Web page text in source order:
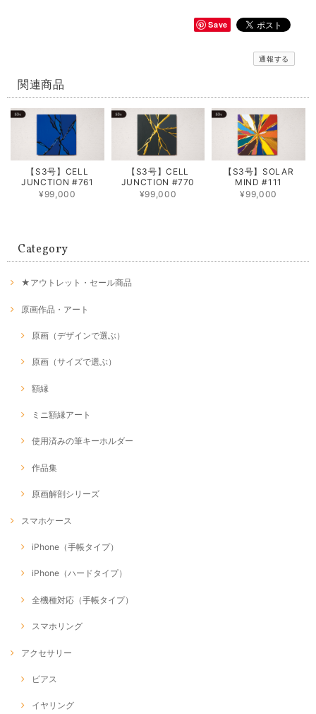
Save
通報する
関連商品
【S3号】CELL
JUNCTION #761
¥99,000
【S3号】CELL
JUNCTION #770
¥99,000
【S3号】SOLAR
MIND #111
¥99,000
Category
★アウトレット・セール商品
原画作品・アート
原画（デザインで選ぶ）
原画（サイズで選ぶ）
額縁
ミニ額縁アート
使用済みの筆キーホルダー
作品集
原画解剖シリーズ
スマホケース
iPhone（手帳タイプ）
iPhone（ハードタイプ）
全機種対応（手帳タイプ）
スマホリング
アクセサリー
ピアス
イヤリング